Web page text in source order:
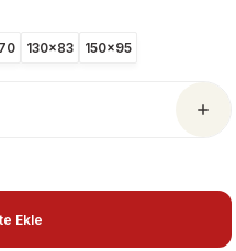
130x83 150x95
Ekle